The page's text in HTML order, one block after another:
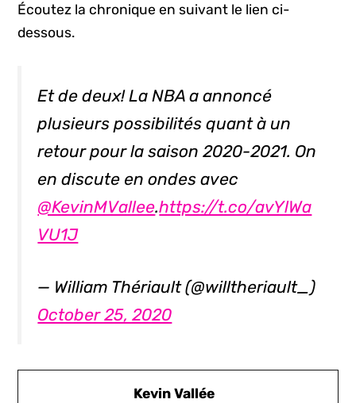
Écoutez la chronique en suivant le lien ci-
dessous.
Et de deux! La NBA a annoncé
plusieurs possibilités quant à un
retour pour la saison 2020-2021. On
en discute en ondes avec
@KevinMVallee.https://t.co/avYlWa
VU1J
— William Thériault (@willtheriault_)
October 25, 2020
Kevin Vallée